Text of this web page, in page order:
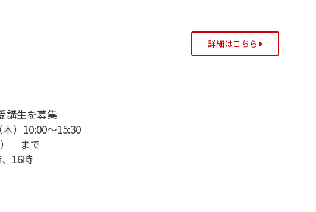
詳細はこちら
講生を募集
）10:00～15:30
） まで
16時